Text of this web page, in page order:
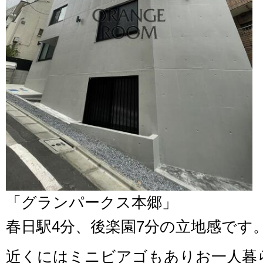
「グランパークス本郷」
春日駅4分、後楽園7分の立地感です
近くにはミニビアゴもありお一人